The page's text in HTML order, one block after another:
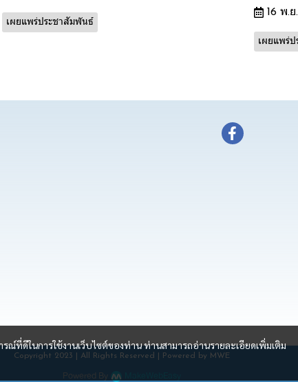
เผยแพร่ประชาสัมพันธ์
16 พ.
เผยแพร่
ที่ดีในการใช้งานเว็บไซต์ของท่าน ท่านสามารถอ่านรายละเอียดเพิ่มเติม
Copyright 2023 | All Rights Reserved | Powered by MWE
Powered By